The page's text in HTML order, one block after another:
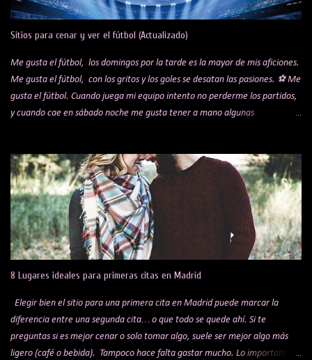
o
s
Sitios para cenar y ver el fútbol (Actualizado)
Me gusta el fútbol, los domingos por la tarde es la mayor de mis aficiones.
Me gusta el fútbol, con los gritos y los goles se desatan las pasiones. ⚽ Me
gusta el fútbol. Cuando juega mi equipo intento no perderme los partidos,
y cuando cae en sábado noche me gusta tener a mano algunas
puede interesar. Bar Koki Real Mítico bar de los hermanos López que hace
años se hicieron virales por sus celebraciones de los goles del Real Madrid.
Bar sobre todo para madridistas, con raciones buenísimas y muy buen
trato por parte del dueño, Jesús. Ambientazo en los partidos. Obligatorio
reservar mesa días antes. Está en Barajas, en la C/ de la Playa de San Juan,
13. La Liga 29's Legends Me han hablado muy bien de este restaurante,
por to...
8 Lugares ideales para primeras citas en Madrid
Elegir bien el sitio para una primera cita en Madrid puede marcar la
diferencia entre una segunda cita… o que todo se quede ahí. Si te
preguntas si es mejor cenar o solo tomar algo, suele ser mejor algo más
ligero (café o bebida). Tampoco hace falta gastar mucho. Lo importante